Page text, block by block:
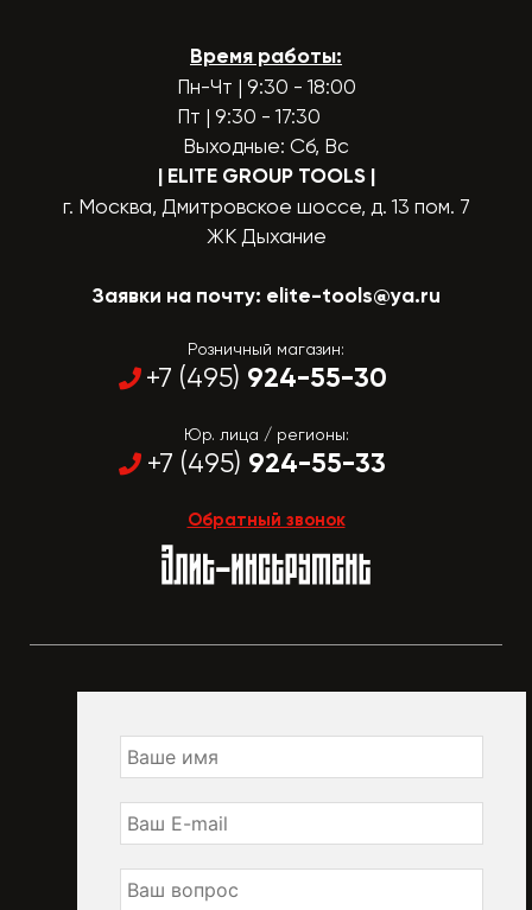
Время работы:
Пн-Чт | 9:30 - 18:00
Пт | 9:30 - 17:30
Выходные: Сб, Вс
| ELITE GROUP TOOLS |
г. Москва, Дмитровское шоссе, д. 13 пом. 7
ЖК Дыхание
Заявки на почту: elite-tools@ya.ru
Розничный магазин:
+7 (495) 924-55-30
Юр. лица / регионы:
+7 (495) 924-55-33
Обратный звонок